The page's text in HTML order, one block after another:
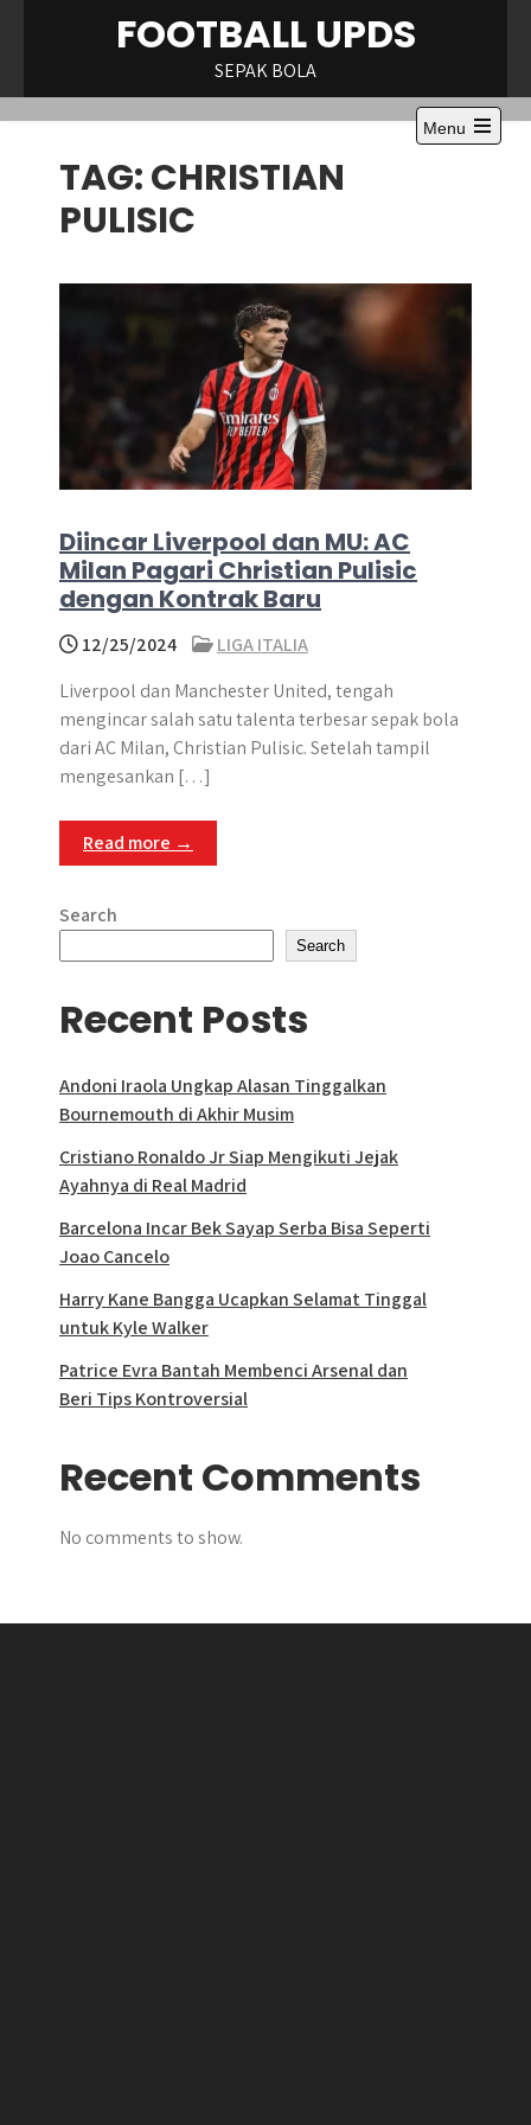
FOOTBALL UPDS
SEPAK BOLA
Menu
Open
TAG:CHRISTIAN
PULISIC
Diincar Liverpool dan MU: AC
Milan Pagari Christian Pulisic
dengan Kontrak Baru
12/25/2024
LIGA ITALIA
Liverpool dan Manchester United, tengah
mengincar salah satu talenta terbesar sepak bola
dari AC Milan, Christian Pulisic. Setelah tampil
mengesankan […]
Read more →
Search
Search
Recent Posts
Andoni Iraola Ungkap Alasan Tinggalkan
Bournemouth di Akhir Musim
Cristiano Ronaldo Jr Siap Mengikuti Jejak
Ayahnya di Real Madrid
Barcelona Incar Bek Sayap Serba Bisa Seperti
Joao Cancelo
Harry Kane Bangga Ucapkan Selamat Tinggal
untuk Kyle Walker
Patrice Evra Bantah Membenci Arsenal dan
Beri Tips Kontroversial
Recent Comments
No comments to show.